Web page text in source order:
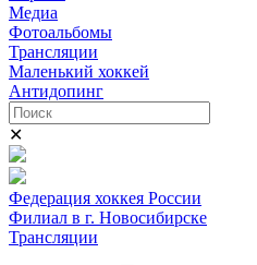
Медиа
Фотоальбомы
Трансляции
Маленький хоккей
Антидопинг
✕
Федерация хоккея России
Филиал в г. Новосибирске
Трансляции